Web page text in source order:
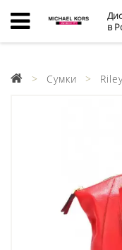
в
Сумки